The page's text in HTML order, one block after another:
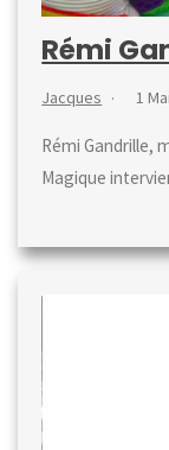
Rémi
Jacques 1
Rémi Gandrille,
Magique